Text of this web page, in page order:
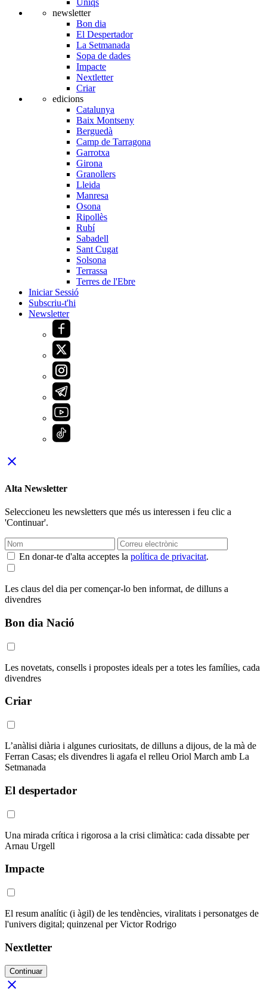
newsletter
Bon dia
El Despertador
La Setmanada
Sopa de dades
Impacte
Nextletter
Criar
edicions
Catalunya
Baix Montseny
Berguedà
Camp de Tarragona
Garrotxa
Girona
Granollers
Lleida
Manresa
Osona
Ripollès
Rubí
Sabadell
Sant Cugat
Solsona
Terrassa
Terres de l'Ebre
Iniciar Sessió
Subscriu-t'hi
Newsletter
close
Alta Newsletter
Seleccioneu les newsletters que més us interessen i feu clic a
'Continuar'.
En donar-te d'alta acceptes la política de privacitat.
Les claus del dia per començar-lo ben informat, de dilluns a
divendres
Bon dia Nació
Les novetats, consells i propostes ideals per a totes les famílies, cada
divendres
Criar
L’anàlisi diària i algunes curiositats, de dilluns a dijous, de la mà de
Ferran Casas; els divendres li agafa el relleu Oriol March amb La
Setmanada
El despertador
Una mirada crítica i rigorosa a la crisi climàtica: cada dissabte per
Arnau Urgell
Impacte
El resum analític (i àgil) de les tendències, viralitats i personatges de
l'univers digital; quinzenal per Victor Rodrigo
Nextletter
Continuar
close